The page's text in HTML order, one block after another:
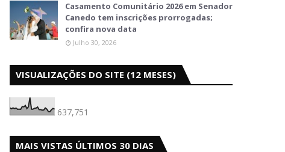
Casamento Comunitário 2026 em Senador
Canedo tem inscrições prorrogadas;
confira nova data
Julho 30, 2026
VISUALIZAÇÕES DO SITE (12 MESES)
637,751
MAIS VISTAS ÚLTIMOS 30 DIAS